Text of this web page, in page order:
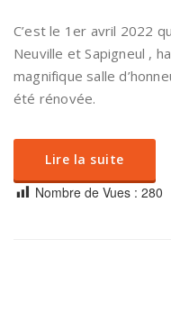
C’est le 1er avril 2022
Neuville et Sapigneul ,
magnifique salle
été rénovée.
Lire la suite
Nombre de Vues : 280